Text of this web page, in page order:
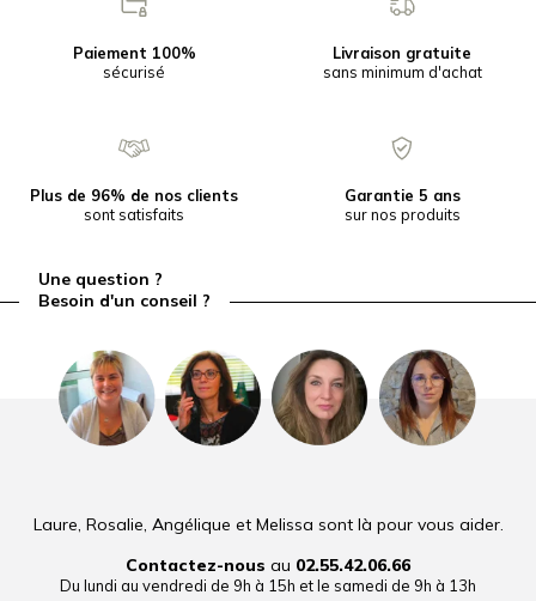
Paiement 100%
sécurisé
Livraison gratuite
sans minimum d'achat
Plus de 96% de nos clients
sont satisfaits
Garantie 5 ans
sur nos produits
Une question ?
Besoin d'un conseil ?
Laure, Rosalie, Angélique et Melissa sont là pour vous aider.
Contactez-nous au 02.55.42.06.66
Du lundi au vendredi de 9h à 15h et le samedi de 9h à 13h